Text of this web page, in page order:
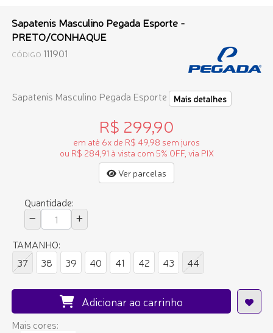
Sapatenis Masculino Pegada Esporte -
PRETO/CONHAQUE
CÓDIGO 111901
Sapatenis Masculino Pegada Esporte Mais detalhes
R$ 299,90
em até 6x de R$ 49,98 sem juros
ou R$ 284,91 à vista com 5% OFF, via PIX
Ver parcelas
Quantidade:
TAMANHO:
37
38 39 40 41 42 43 44
Adicionar ao carrinho
Mais cores: